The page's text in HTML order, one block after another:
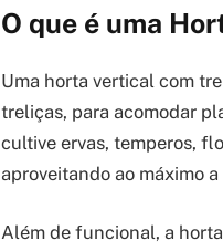
O que é uma
Uma horta vertical com
treliças, para acomodar
cultive ervas, temperos,
aproveitando ao máximo
Além de funcional, a